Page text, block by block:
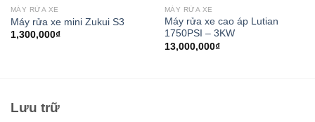
MÁY RỬA XE
Máy rửa xe mini Zukui S3
1,300,000₫
MÁY RỬA XE
Máy rửa xe cao áp Lutian
1750PSI – 3KW
13,000,000₫
Lưu trữ